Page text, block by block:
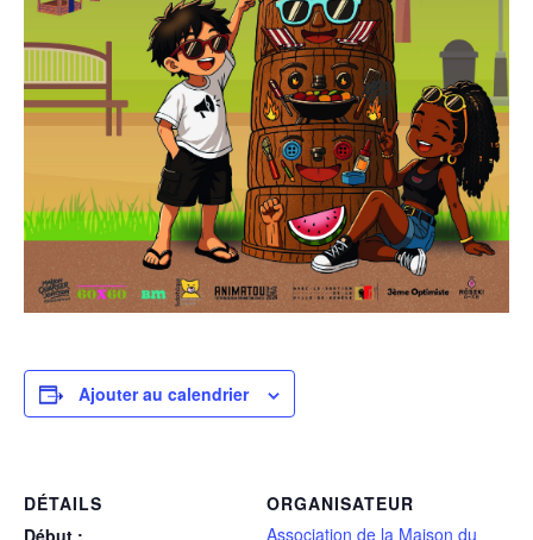
Ajouter au calendrier
DÉTAILS
ORGANISATEUR
Association de la Maison du